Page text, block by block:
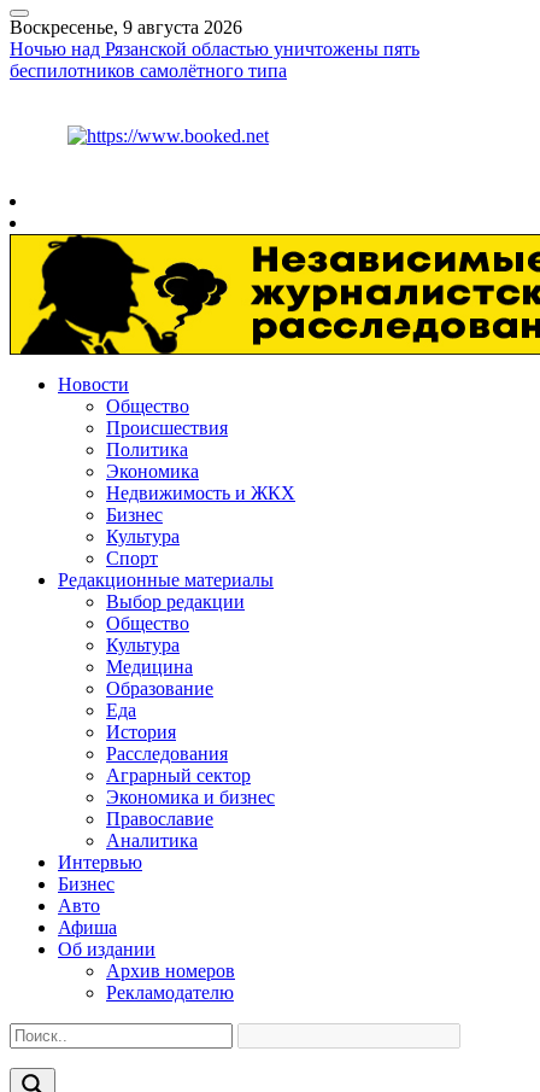
Воскресенье, 9 августа 2026
Ночью над Рязанской областью уничтожены пять
беспилотников самолётного типа
Новости
Общество
Происшествия
Политика
Экономика
Недвижимость и ЖКХ
Бизнес
Культура
Спорт
Редакционные материалы
Выбор редакции
Общество
Культура
Медицина
Образование
Еда
История
Расследования
Аграрный сектор
Экономика и бизнес
Православие
Аналитика
Интервью
Бизнес
Авто
Афиша
Об издании
Архив номеров
Рекламодателю